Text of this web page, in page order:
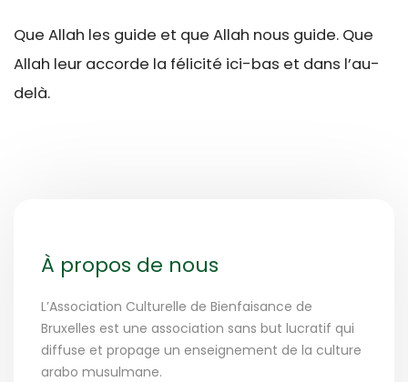
Que Allah les guide et que Allah nous guide. Que
Allah leur accorde la félicité ici-bas et dans l’au-
delà.
À propos de nous
L’Association Culturelle de Bienfaisance de
Bruxelles est une association sans but lucratif qui
diffuse et propage un enseignement de la culture
arabo musulmane.